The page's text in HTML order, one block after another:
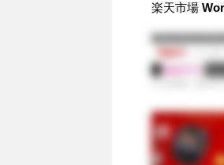
楽天市場